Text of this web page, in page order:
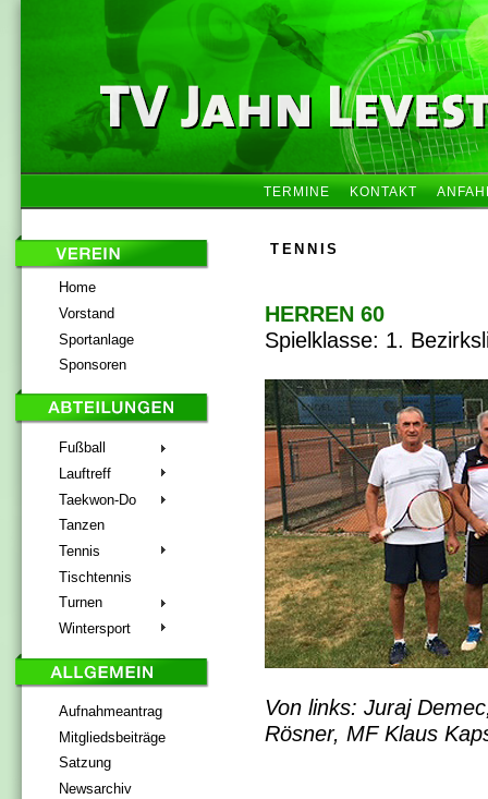
TERMINE KONTAKT
TENNIS
Home
Vorstand
Sportanlage
Sponsoren
Fußball
Lauftreff
Taekwon-Do
Tanzen
Tennis
Tischtennis
Turnen
Wintersport
Aufnahmeantrag
Mitgliedsbeiträge
Satzung
Newsarchiv
HERREN 60
Spielklasse: 1.
Von links: Juraj
Rösner, MF Klaus